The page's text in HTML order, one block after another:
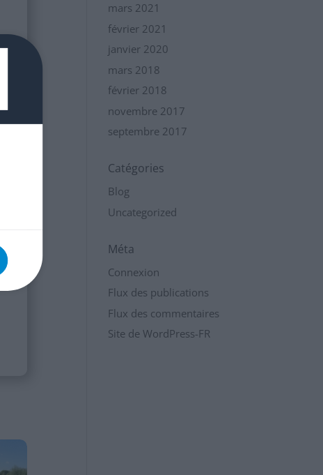
mars 2021
février 2021
janvier 2020
mars 2018
février 2018
novembre 2017
septembre 2017
Catégories
Blog
Uncategorized
Méta
Connexion
Flux des publications
Flux des commentaires
Site de WordPress-FR